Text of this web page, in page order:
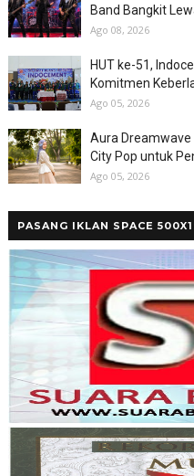
Band Bangkit
Ago 08, 2026
HUT ke-51,
Komitmen
Ago 05, 2026
Aura Dreamwave
City Pop untuk
Ago 05, 2026
PASANG IKLAN SPACE